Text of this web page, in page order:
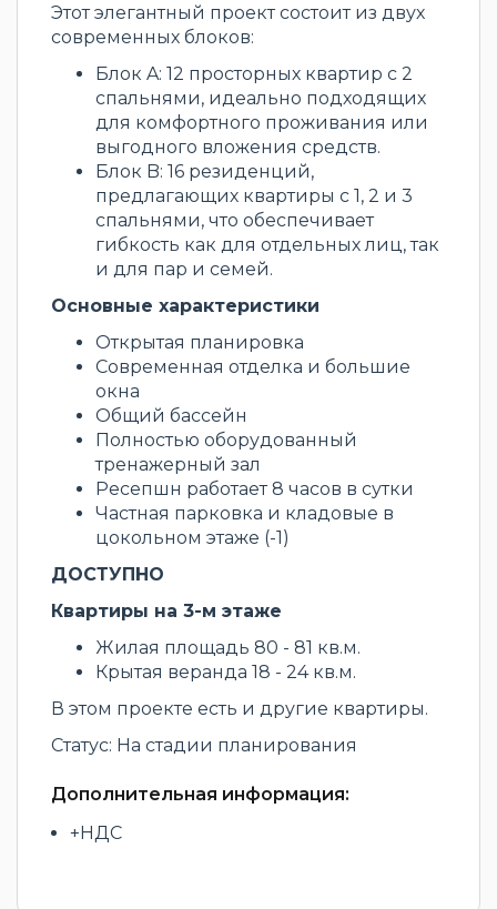
Этот элегантный проект состоит из двух
современных блоков:
Блок A: 12 просторных квартир с 2
спальнями, идеально подходящих
для комфортного проживания или
выгодного вложения средств.
Блок B: 16 резиденций,
предлагающих квартиры с 1, 2 и 3
спальнями, что обеспечивает
гибкость как для отдельных лиц, так
и для пар и семей.
Основные характеристики
Открытая планировка
Современная отделка и большие
окна
Общий бассейн
Полностью оборудованный
тренажерный зал
Ресепшн работает 8 часов в сутки
Частная парковка и кладовые в
цокольном этаже (-1)
ДОСТУПНО
Квартиры на 3-м этаже
Жилая площадь 80 - 81 кв.м.
Крытая веранда 18 - 24 кв.м.
В этом проекте есть и другие квартиры.
Статус: На стадии планирования
Дополнительная информация:
+НДС